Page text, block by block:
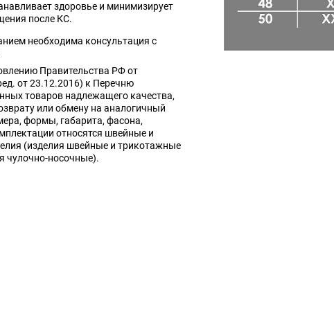
здоровье и минимизирует
после КС.
необходима консультация с
Правительства РФ от
от 23.12.2016) к Перечню
товаров надлежащего качества,
или обмену на аналогичный
формы, габарита, фасона,
относятся швейные и
(изделия швейные и трикотажные
чулочно-носочные).